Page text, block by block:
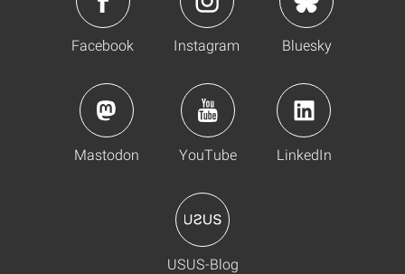
Facebook Instagram Bluesky
Mastodon YouTube LinkedIn
USUS-Blog